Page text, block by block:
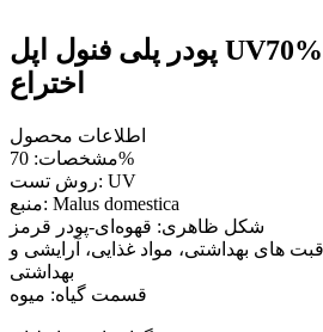
پودر پلی فنول اپل UV70% محصول ثبت
اختراع
اطلاعات محصول
مشخصات: 70%
روش تست: UV
منبع: Malus domestica
شکل ظاهری: قهوه‌ای-پودر قرمز
های بهداشتی، مواد غذایی، آرایشی و
بهداشتی
قسمت گیاه: میوه